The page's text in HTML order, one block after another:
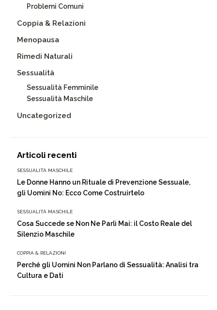
Problemi Comuni
Coppia & Relazioni
Menopausa
Rimedi Naturali
Sessualità
Sessualità Femminile
Sessualità Maschile
Uncategorized
Articoli recenti
SESSUALITÀ MASCHILE
Le Donne Hanno un Rituale di Prevenzione Sessuale,
gli Uomini No: Ecco Come Costruirtelo
SESSUALITÀ MASCHILE
Cosa Succede se Non Ne Parli Mai: il Costo Reale del
Silenzio Maschile
COPPIA & RELAZIONI
Perché gli Uomini Non Parlano di Sessualità: Analisi tra
Cultura e Dati